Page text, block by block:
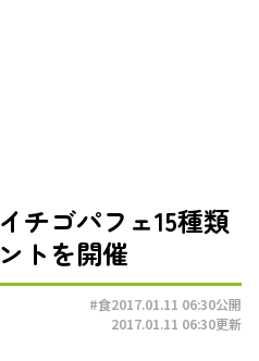
チゴパフェ15種類
トを開催
#食2017.01.11 06:30公開
2017.01.11 06:30更新